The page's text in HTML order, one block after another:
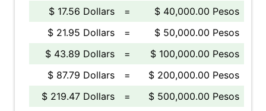
$ 17.56 Dollars
=
$ 40,000.00 Pesos
$ 21.95 Dollars
=
$ 50,000.00 Pesos
$ 43.89 Dollars
=
$ 100,000.00 Pesos
$ 87.79 Dollars
=
$ 200,000.00 Pesos
$ 219.47 Dollars
=
$ 500,000.00 Pesos